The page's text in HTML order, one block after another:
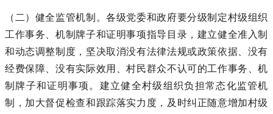
（二）健全监管机制。各级党委和政府要分级制定村级组织
工作事务、机制牌子和证明事项指导目录，建立健全准入制
和动态调整制度，坚决取消没有法律法规或政策依据、没有
经费保障、没有实际效用、村民群众不认可的工作事务、机
制牌子和证明事项。建立健全村级组织负担常态化监管机
制，加大督促检查和跟踪落实力度，及时纠正随意增加村级